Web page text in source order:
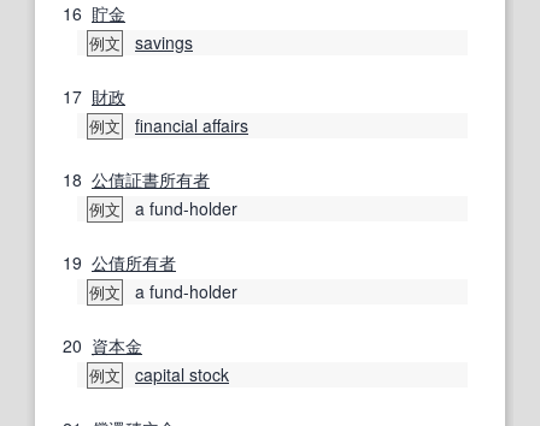
16 貯金
例文 savings
17 財政
例文 financial affairs
18 公債証書所有者
例文 a fund-holder
19 公債所有者
例文 a fund-holder
20 資本金
例文 capital stock